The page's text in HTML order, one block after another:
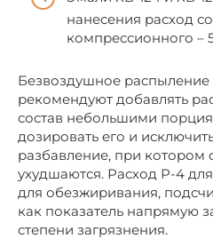
нанесения расход
компрессионного –
Безвоздушное
рекомендуют добавлять
состав небольшими
дозировать его и
разбавление, при котором
ухудшаются. Расход Р-4
для обезжиривания,
как показатель напрямую
степени загрязнения.